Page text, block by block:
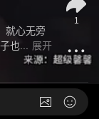
就心无旁
也...
展开
1